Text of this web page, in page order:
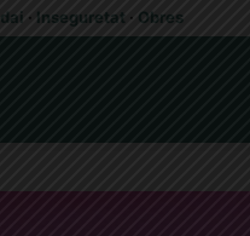
· Inseguretat · Obres